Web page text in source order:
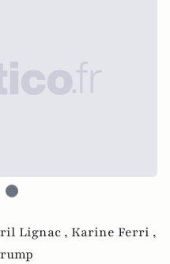
Lignac , Karine Ferri ,